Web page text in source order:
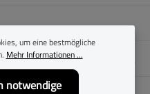
um eine bestmögliche
Mehr Informationen ...
notwendige